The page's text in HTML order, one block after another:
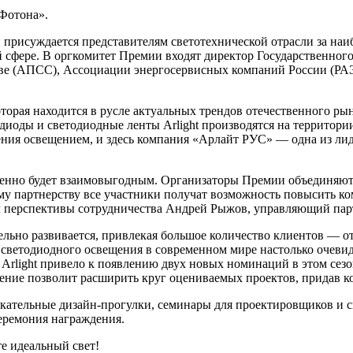
представителям светотехнической отрасли за
В оргкомитет Премии входят директор
(АПСС), Ассоциации энергосервисных компаний России
находится в русле актуальных трендов
и светодиодные ленты Arlight производятся на
освещением, и здесь компания «Арлайт РУС» — одна из
будет взаимовыгодным. Организаторы Премии
все участники получат возможность повысить
перспективы сотрудничества Андрей Рыжов, управляющий
развивается, привлекая большое количество клиентов —
освещения в современном мире настолько
привело к появлению двух новых номинаций в этом
позволит расширить круг оцениваемых проектов, придав
дизайн-прогулки, семинары для проектировщиков и
награждения.
идеальный свет!